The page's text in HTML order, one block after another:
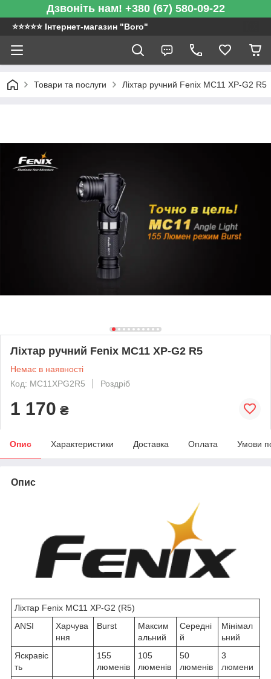
Дзвоніть нам! +380 (67) 580-09-22
⭐️⭐️⭐️⭐️⭐️ Інтернет-магазин "Boro"
Товари та послуги Ліхтар ручний Fenix MC11 XP-G2 R5
Ліхтар ручний Fenix MC11 XP-G2 R5
Немає в наявності
Код: MC11XPG2R5
Роздріб
1 170 ₴
Опис Характеристики Доставка Оплата Умови
Опис
Ліхтар Fenix MC11 XP-G2 (R5)
ANSI
Харчува
ння
Burst
Максим
альний
Середні
й
Мінімал
ьний
Яскравіс
ть
155
люменів
105
люменів
50
люменів
3
люмени